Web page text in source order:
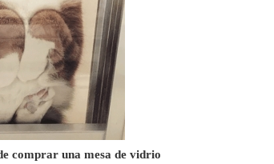
comprar una mesa de vidrio